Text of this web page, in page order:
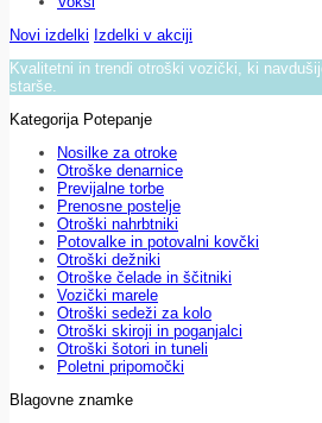
Novi izdelki Izdelki v akciji
Kvalitetni in trendi otroški vozički, ki
starše.
Kategorija Potepanje
Nosilke za otroke
Otroške denarnice
Previjalne torbe
Prenosne postelje
Otroški nahrbtniki
Potovalke in potovalni kovčki
Otroški dežniki
Otroške čelade in ščitniki
Vozički marele
Otroški sedeži za kolo
Otroški skiroji in poganjalci
Otroški šotori in tuneli
Poletni pripomočki
Blagovne znamke